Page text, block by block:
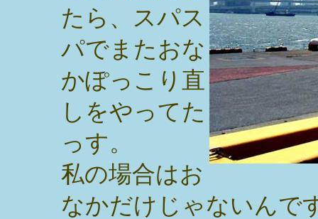
たら、スパス
パでまたおな
かぽっこり直
しをやってた
っす。
私の場合はお
なかだけじゃないんで